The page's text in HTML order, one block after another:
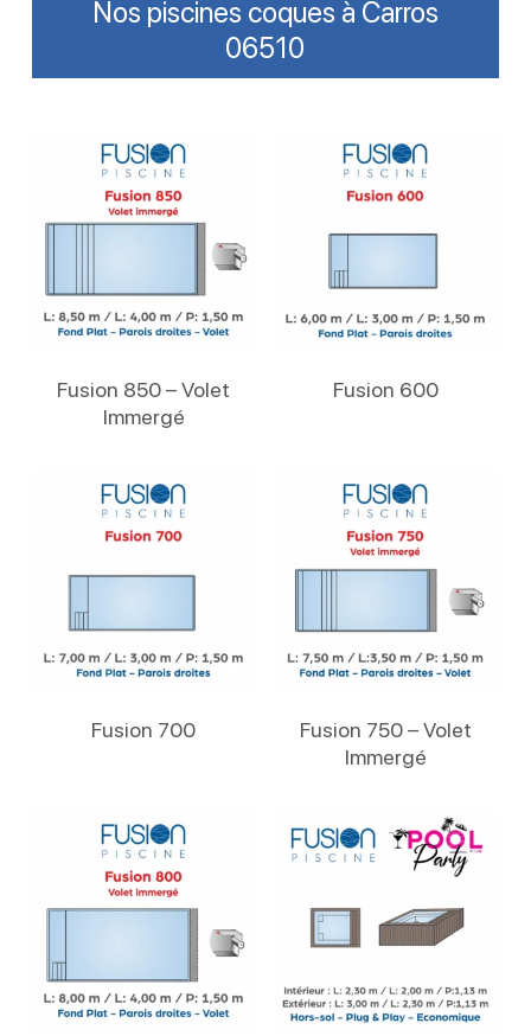
Nos piscines coques à Carros
06510
Fusion 850 – Volet
Immergé
Fusion 600
Fusion 700
Fusion 750 – Volet
Immergé